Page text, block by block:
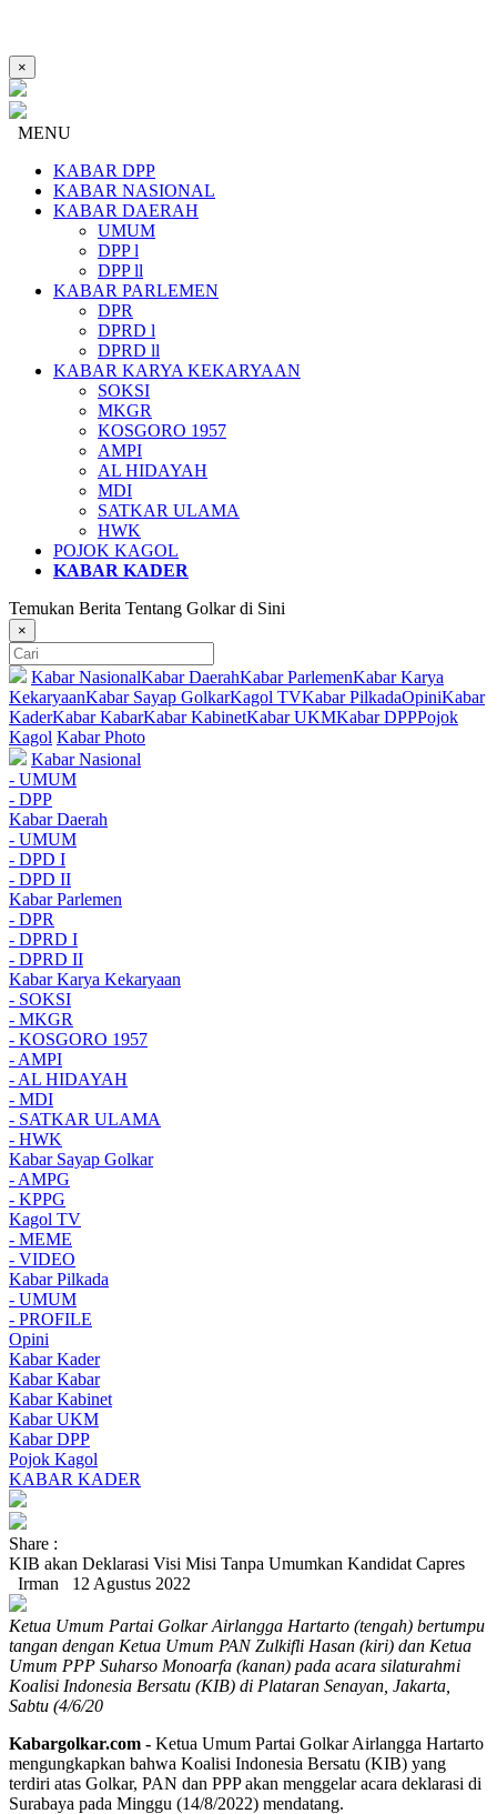
×
MENU
KABAR DPP
KABAR NASIONAL
KABAR DAERAH
UMUM
DPP l
DPP ll
KABAR PARLEMEN
DPR
DPRD l
DPRD ll
KABAR KARYA KEKARYAAN
SOKSI
MKGR
KOSGORO 1957
AMPI
AL HIDAYAH
MDI
SATKAR ULAMA
HWK
POJOK KAGOL
KABAR KADER
Temukan Berita Tentang Golkar di Sini
×
Kabar NasionalKabar DaerahKabar ParlemenKabar Karya
KekaryaanKabar Sayap GolkarKagol TVKabar PilkadaOpiniKabar
KaderKabar KabarKabar KabinetKabar UKMKabar DPPPojok
Kagol Kabar Photo
Kabar Nasional
- UMUM
- DPP
Kabar Daerah
- UMUM
- DPD I
- DPD II
Kabar Parlemen
- DPR
- DPRD I
- DPRD II
Kabar Karya Kekaryaan
- SOKSI
- MKGR
- KOSGORO 1957
- AMPI
- AL HIDAYAH
- MDI
- SATKAR ULAMA
- HWK
Kabar Sayap Golkar
- AMPG
- KPPG
Kagol TV
- MEME
- VIDEO
Kabar Pilkada
- UMUM
- PROFILE
Opini
Kabar Kader
Kabar Kabar
Kabar Kabinet
Kabar UKM
Kabar DPP
Pojok Kagol
KABAR KADER
Share :
KIB akan Deklarasi Visi Misi Tanpa Umumkan Kandidat Capres
Irman
12 Agustus 2022
Ketua Umum Partai Golkar Airlangga Hartarto (tengah) bertumpu
tangan dengan Ketua Umum PAN Zulkifli Hasan (kiri) dan Ketua
Umum PPP Suharso Monoarfa (kanan) pada acara silaturahmi
Koalisi Indonesia Bersatu (KIB) di Plataran Senayan, Jakarta,
Sabtu (4/6/20
Kabargolkar.com - Ketua Umum Partai Golkar Airlangga Hartarto
mengungkapkan bahwa Koalisi Indonesia Bersatu (KIB) yang
terdiri atas Golkar, PAN dan PPP akan menggelar acara deklarasi di
Surabaya pada Minggu (14/8/2022) mendatang.